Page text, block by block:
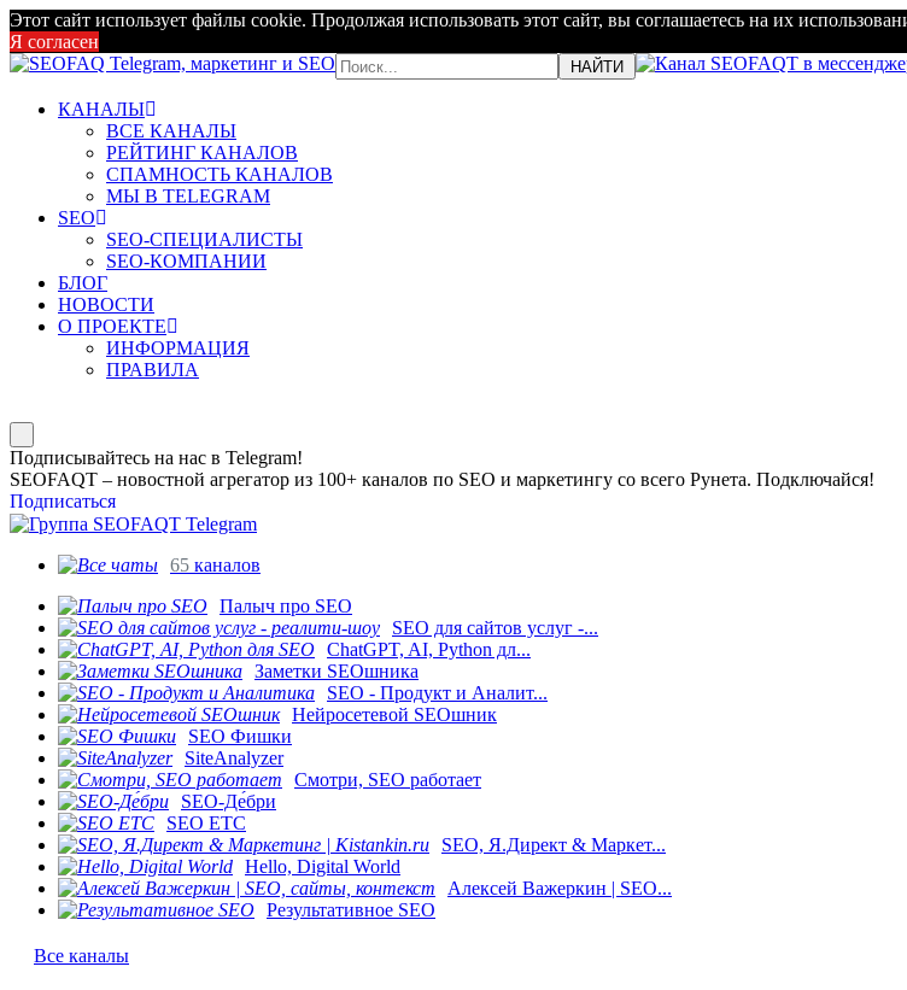
Этот сайт использует файлы cookie. Продолжая использовать этот сайт, вы соглашаетесь на их
Я согласен
КАНАЛЫ
ВСЕ КАНАЛЫ
РЕЙТИНГ КАНАЛОВ
СПАМНОСТЬ КАНАЛОВ
МЫ В TELEGRAM
SEO
SEO-СПЕЦИАЛИСТЫ
SEO-КОМПАНИИ
БЛОГ
НОВОСТИ
О ПРОЕКТЕ
ИНФОРМАЦИЯ
ПРАВИЛА
Подписывайтесь на нас в Telegram!
SEOFAQT – новостной агрегатор из 100+ каналов по SEO и маркетингу со всего Рунета. Подключайся!
Подписаться
65 каналов
Палыч про SEO
SEO для сайтов услуг -...
ChatGPT, AI, Python дл...
Заметки SEOшника
SEO - Продукт и Аналит...
Нейросетевой SEOшник
SEO Фишки
SiteAnalyzer
Смотри, SEO работает
SEO-Де́бри
SEO ETC
SEO, Я.Директ & Маркет...
Hello, Digital World
Алексей Важеркин | SEO...
Результативное SEO
Все каналы